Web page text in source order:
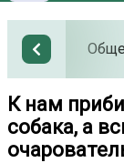
К нам
собака, а